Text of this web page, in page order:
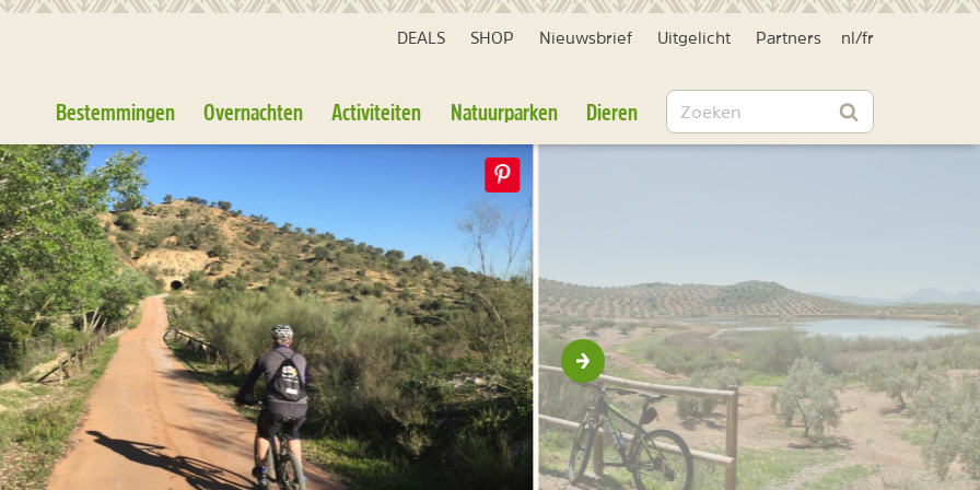
DEALS SHOP Nieuwsbrief Uitgelicht Partners nl /fr
Bestemmingen Overnachten Activiteiten Natuurparken Dieren Zoeken
Zoeken
Volgende